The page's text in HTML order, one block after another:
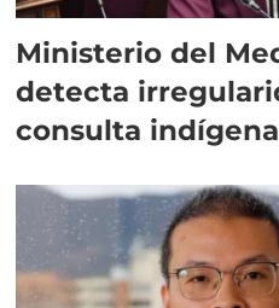
Ministerio del
detecta
consulta